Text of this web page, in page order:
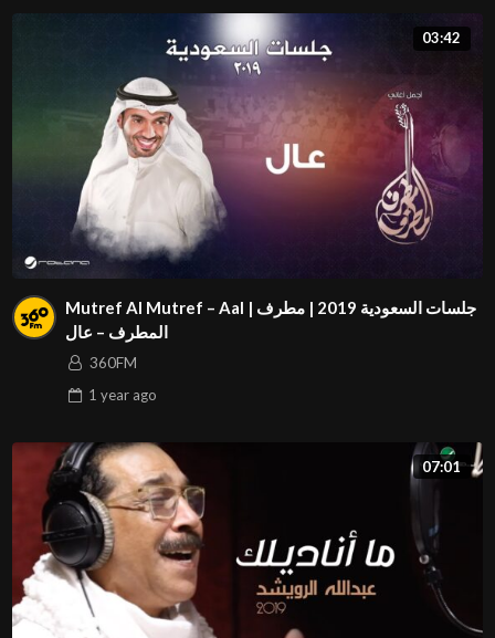
03:42
Mutref Al Mutref – Aal | جلسات السعودية 2019 | مطرف
المطرف – عال
360FM
1 yearago
07:01